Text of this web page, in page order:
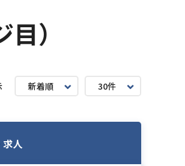
）
新着順 30件
求人